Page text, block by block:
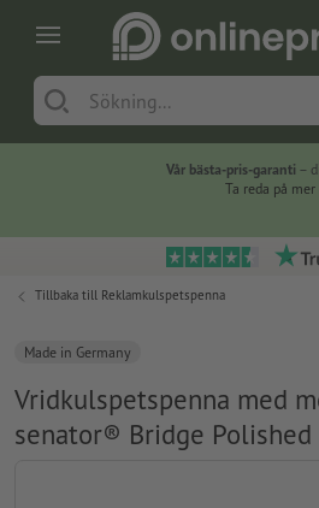
Vår bästa-pris-garanti –
Ta reda på mer
Tillbaka till Reklamkulspetspenna
Made in Germany
Vridkulspetspenna med
senator® Bridge Polished